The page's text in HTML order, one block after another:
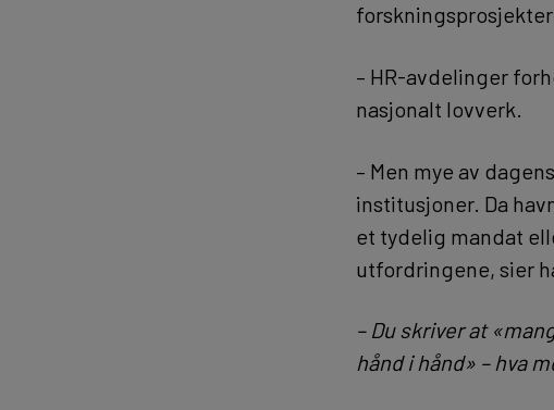
– HR-avdelinger
nasjonalt lovverk.
– Men mye av
institusjoner. Da
et tydelig mandat
utfordringene, sier
– Du skriver at
hånd i hånd» – hva